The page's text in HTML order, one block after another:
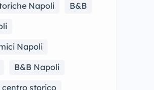
Napoli
B&B
Napoli
B&B Napoli
centro storico